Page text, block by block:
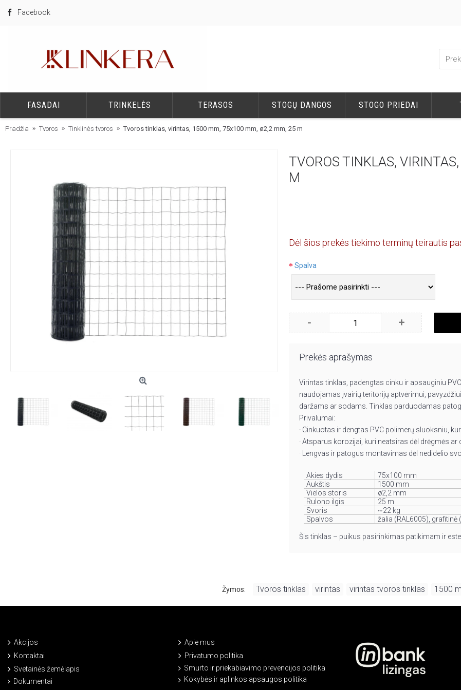
Facebook
FASADAI TRINKELĖS TERASOS STOGŲ DANGOS STOGO PRIEDAI
Pradžia Tvoros Tinklinės tvoros Tvoros tinklas, virintas, 1500 mm, 75x100 mm, ø2,2 mm, 25 m
TVOROS TINKLAS,
M
Dėl šios prekės tiekimo terminų teirautis
Spalva
- +
Prekės aprašymas
Virintas tinklas, padengtas cinku ir apsauginiu
naudojamas įvairių teritorijų aptvėrimui,
daržams ar sodams. Tinklas parduodamas
Privalumai:
· Cinkuotas ir dengtas PVC polimerų sluoksniu,
· Atsparus korozijai, kuri neatsiras dėl drėgmės ar
· Lengvas ir patogus montavimas dėl nedidelio
Akies dydis
75x100 mm
Aukštis
1500 mm
Vielos storis
ø2,2 mm
Rulono ilgis
25 m
Svoris
~22 kg
Spalvos
žalia (RAL6005), grafitinė
Šis tinklas – puikus pasirinkimas patikimam ir
Žymos: Tvoros tinklas virintas virintas tvoros tinklas 1500
Akcijos
Kontaktai
Svetainės žemėlapis
Dokumentai
Apie mus
Privatumo politika
Smurto ir priekabiavimo prevencijos politika
Kokybės ir aplinkos apsaugos politika